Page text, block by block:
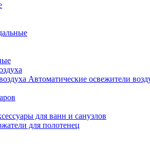
Автоматические освежители
для ванн и санузлов
для полотенец